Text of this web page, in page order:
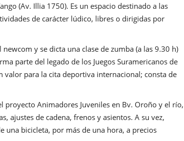
(Av. Illia 1750). Es un espacio destinado a las
de carácter lúdico, libres o dirigidas por
y se dicta una clase de zumba (a las 9.30 h)
parte del legado de los Juegos Suramericanos de
valor para la cita deportiva internacional; consta de
Animadores Juveniles en Bv. Oroño y el río,
ajustes de cadena, frenos y asientos. A su vez,
una bicicleta, por más de una hora, a precios